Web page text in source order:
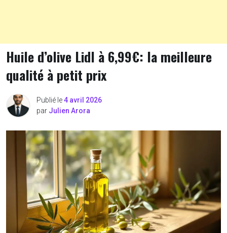
Huile d’olive Lidl à 6,99€: la meilleure
qualité à petit prix
Publié le4 avril 2026
par Julien Arora